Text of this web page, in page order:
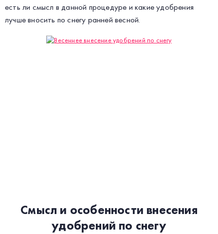
есть ли смысл в данной процедуре и какие удобрения
лучше вносить по снегу ранней весной.
Смысл и особенности внесения
удобрений по снегу